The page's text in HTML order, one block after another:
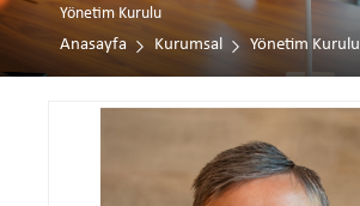
Yönetim Kurulu
Anasayfa
Kurumsal Yönetim Kurulu